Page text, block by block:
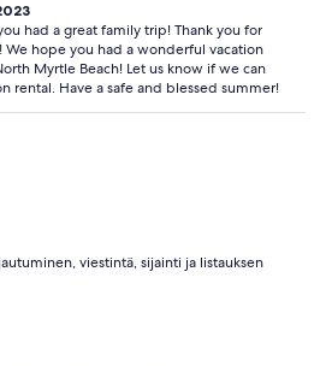
had a great family trip! Thank you for
We hope you had a wonderful vacation
Myrtle Beach! Let us know if we can
rental. Have a safe and blessed summer!
viestintä, sijainti ja listauksen